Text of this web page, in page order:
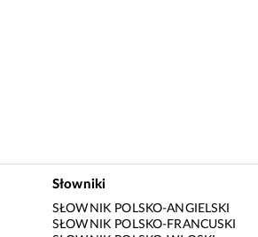
Słowniki
SŁOWNIK POLSKO-ANGIELSKI
SŁOWNIK POLSKO-FRANCUSKI